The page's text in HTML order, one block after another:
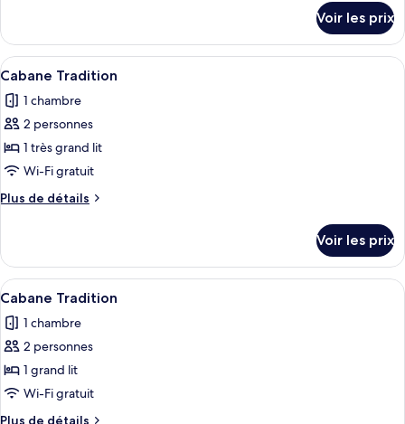
Cabane
Tradition
le
type
de
Cabane
Tradition
Voir les prix
Afficher
toutes
les
photos
pour
ce
type
de
Cabane
Tradition
Cabane Tradition | Coin séjour |
15
Cabane Tradition
1 chambre
2 personnes
1 très grand lit
Wi-Fi gratuit
Plus de détails
Plus
le
type
de
Cabane
Tradition
Voir les prix
Afficher
toutes
les
photos
pour
ce
type
Une chambre confortable dans un
5
Cabane Tradition
1 chambre
2 personnes
1 grand lit
Wi-Fi gratuit
Plus de détails
Plus